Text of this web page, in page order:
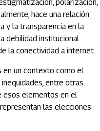
polarización,
hace una relación
y la transparencia en la
debilidad institucional
la conectividad a internet.
en un contexto como el
entre otras
esos elementos en el
las elecciones